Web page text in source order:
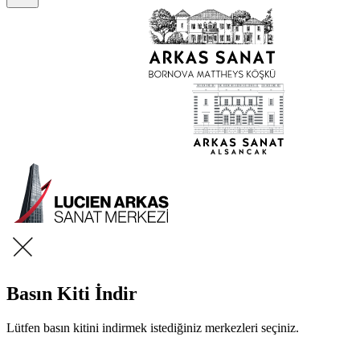
Basın Kiti İndir
Lütfen basın kitini indirmek istediğiniz merkezleri seçiniz.